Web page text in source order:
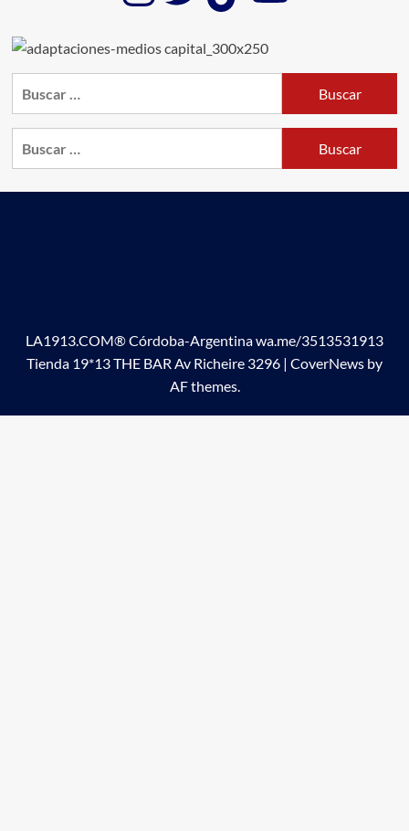
LA1913.COM® Córdoba-Argentina wa.me/3513531913
Tienda 19*13 THE BAR Av Richeire 3296 | CoverNews by
AF themes.